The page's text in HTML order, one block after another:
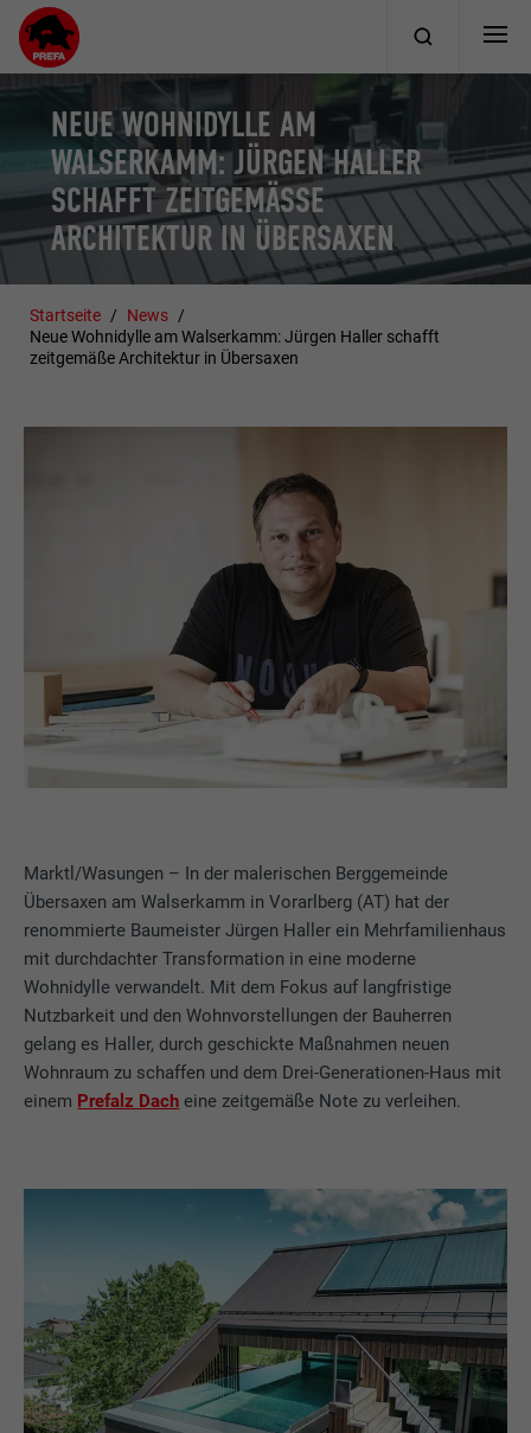
NEUE WOHNIDYLLE AM
WALSERKAMM: JÜRGEN HALLER
SCHAFFT ZEITGEMÄSSE A
RCHITEKTUR IN ÜBERSAXEN
Startseite
News
Neue Wohnidylle am Walserkamm: Jürgen Haller schafft
zeitgemäße Architektur in Übersaxen
Marktl/Wasungen – In der malerischen Berggemeinde
Übersaxen am Walserkamm in Vorarlberg (AT) hat der
renommierte Baumeister Jürgen Haller ein Mehrfamilienhaus
mit durchdachter Transformation in eine moderne
Wohnidylle verwandelt. Mit dem Fokus auf langfristige
Nutzbarkeit und den Wohnvorstellungen der Bauherren
gelang es Haller, durch geschickte Maßnahmen neuen
Wohnraum zu schaffen und dem Drei-Generationen-Haus mit
einem Prefalz Dach eine zeitgemäße Note zu verleihen.